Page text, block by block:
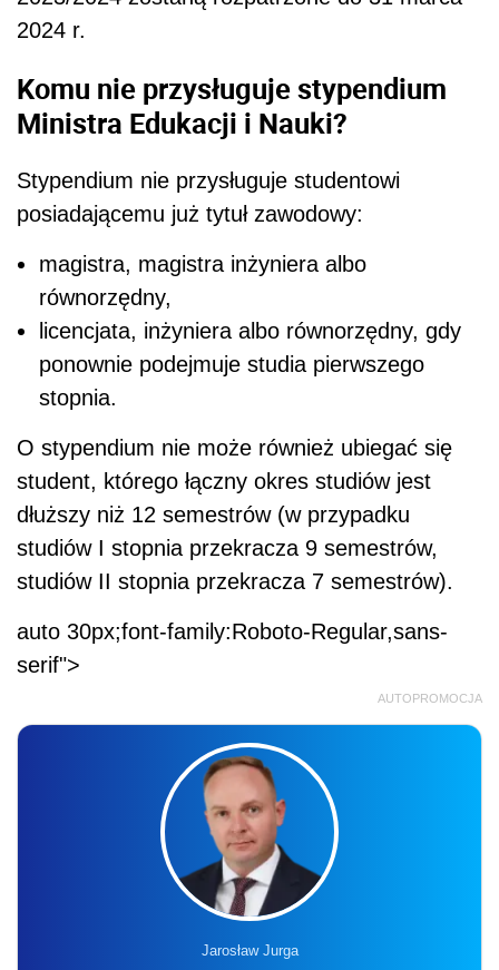
2024 r.
Komu nie przysługuje stypendium
Ministra Edukacji i Nauki?
Stypendium nie przysługuje studentowi
posiadającemu już tytuł zawodowy:
magistra, magistra inżyniera albo
równorzędny,
licencjata, inżyniera albo równorzędny, gdy
ponownie podejmuje studia pierwszego
stopnia.
O stypendium nie może również ubiegać się
student, którego łączny okres studiów jest
dłuższy niż 12 semestrów (w przypadku
studiów I stopnia przekracza 9 semestrów,
studiów II stopnia przekracza 7 semestrów).
auto 30px;font-family:Roboto-Regular,sans-
serif">
AUTOPROMOCJA
Jarosław Jurga